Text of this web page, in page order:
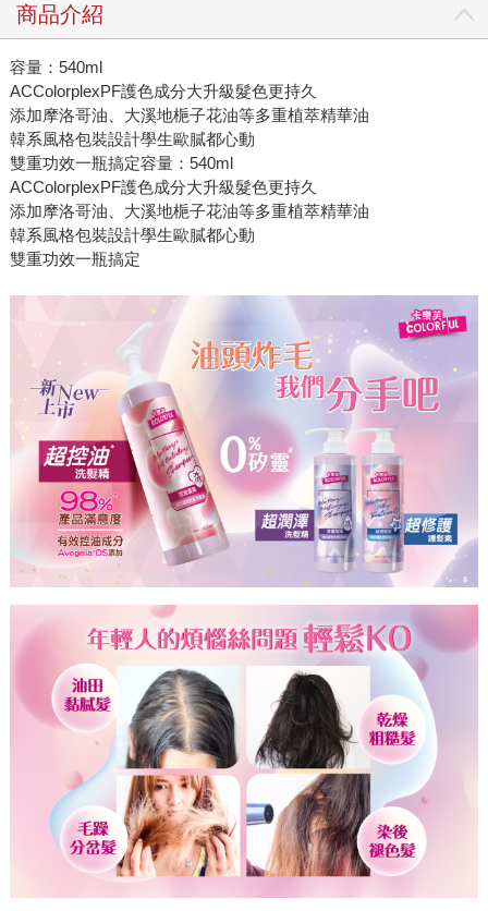
商品介紹
容量：540ml
ACColorplexPF護色成分大升級髮色更持久
添加摩洛哥油、大溪地梔子花油等多重植萃精華油
韓系風格包裝設計學生歐膩都心動
雙重功效一瓶搞定容量：540ml
ACColorplexPF護色成分大升級髮色更持久
添加摩洛哥油、大溪地梔子花油等多重植萃精華油
韓系風格包裝設計學生歐膩都心動
雙重功效一瓶搞定